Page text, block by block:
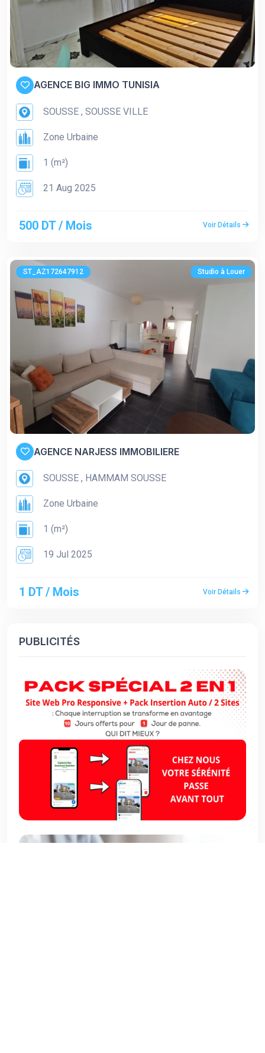
AGENCE BIG IMMO TUNISIA
SOUSSE , SOUSSE VILLE
Zone Urbaine
1 (m²)
21 Aug 2025
500 DT / Mois Voir Détails
ST_AZ172647912 Studio à Louer
AGENCE NARJESS IMMOBILIERE
SOUSSE , HAMMAM SOUSSE
Zone Urbaine
1 (m²)
19 Jul 2025
1 DT / Mois Voir Détails
PUBLICITÉS